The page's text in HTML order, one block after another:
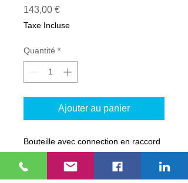
143,00 €Prix
Taxe Incluse
Quantité *
Ajouter au panier
Bouteille avec connection en raccord
silencieux